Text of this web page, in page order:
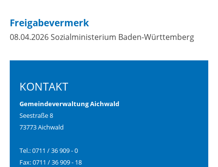
Freigabevermerk
08.04.2026Sozialministerium Baden-Württemberg
KONTAKT
Gemeindeverwaltung Aichwald
Seestraße 8
73773 Aichwald
Tel.: 0711 / 36 909 - 0
Fax: 0711 / 36 909 - 18